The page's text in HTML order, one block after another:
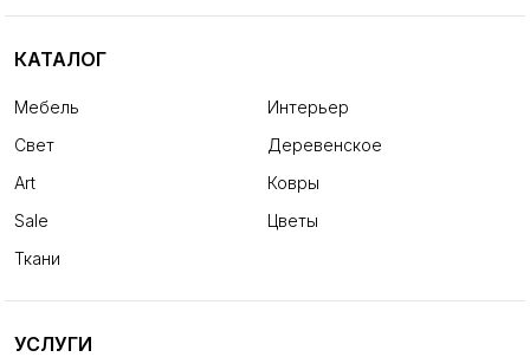
КАТАЛОГ
Мебель
Интерьер
Свет
Деревенское
Art
Ковры
Sale
Цветы
Ткани
УСЛУГИ